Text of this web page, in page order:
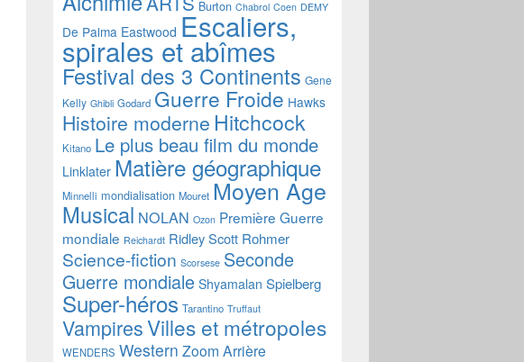
Burton Chabrol Coen DEMY
De Palma Eastwood Escaliers,
spirales et abîmes
Festival des 3 Continents Gene
Kelly Ghibli Godard Guerre Froide Hawks
Histoire moderne Hitchcock
Kitano Le plus beau film du monde
Linklater Matière géographique
Minnelli mondialisation Mouret Moyen Age
Musical NOLAN Ozon Première Guerre
mondiale Reichardt Ridley Scott Rohmer
Science-fiction Scorsese Seconde
Guerre mondiale Shyamalan Spielberg
Super-héros Tarantino Truffaut
VampiresVilles et métropoles
WENDERS Western Zoom Arrière